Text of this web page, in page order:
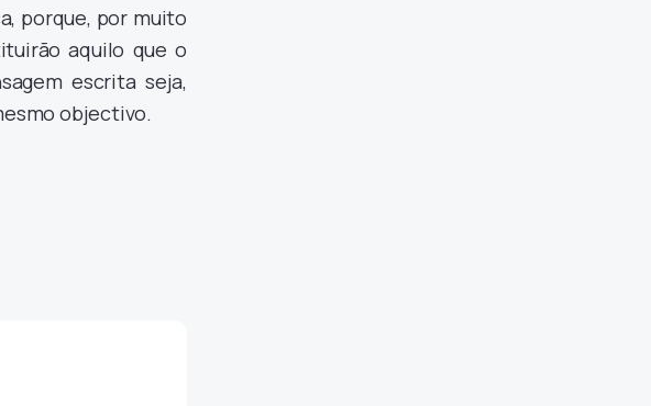
porque, por muito
aquilo que o
escrita seja,
objectivo.